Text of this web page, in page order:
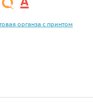
органза с принтом